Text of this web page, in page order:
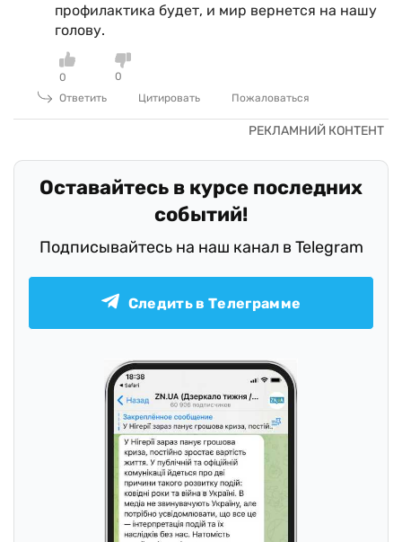
профилактика будет, и мир вернется на нашу
голову.
0
0
Ответить
Цитировать Пожаловаться
Оставайтесь в курсе последних
событий!
Подписывайтесь на наш канал в Telegram
Следить в Телеграмме